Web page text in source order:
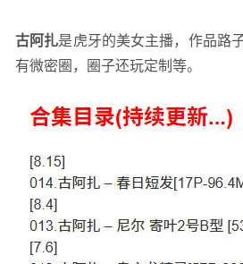
古阿扎是虎牙的美女主播，作品路
有微密圈，圈子还玩定制等。